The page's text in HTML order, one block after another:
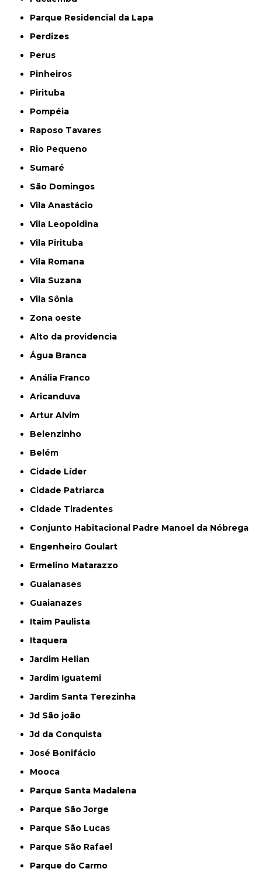
Parque Residencial da Lapa
Perdizes
Perus
Pinheiros
Pirituba
Pompéia
Raposo Tavares
Rio Pequeno
Sumaré
São Domingos
Vila Anastácio
Vila Leopoldina
Vila Pirituba
Vila Romana
Vila Suzana
Vila Sônia
Zona oeste
alto da providencia
Água Branca
Anália Franco
Aricanduva
Artur Alvim
Belenzinho
Belém
Cidade Líder
Cidade Patriarca
Cidade Tiradentes
Conjunto Habitacional Padre Manoel da Nóbrega
Engenheiro Goulart
Ermelino Matarazzo
Guaianases
Guaianazes
Itaim Paulista
Itaquera
Jardim Helian
Jardim Iguatemi
Jardim Santa Terezinha
Jd São joão
Jd da Conquista
José Bonifácio
Mooca
Parque Santa Madalena
Parque São Jorge
Parque São Lucas
Parque São Rafael
Parque do Carmo